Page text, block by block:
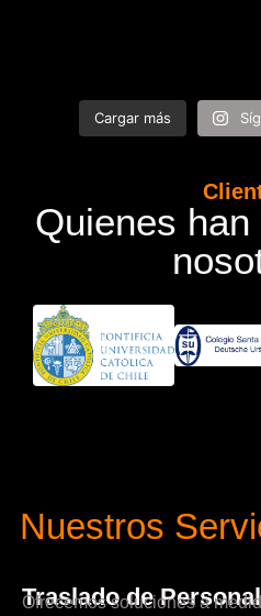
Cargar más
Quienes
Nuestros
Traslado de Personal
Ofrecemos soluciones a